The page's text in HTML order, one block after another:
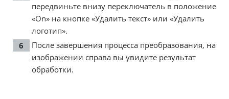
передвиньте внизу переключатель в положение
«On» на кнопке «Удалить текст» или «Удалить
логотип».
После завершения процесса преобразования, на
изображении справа вы увидите результат
обработки.